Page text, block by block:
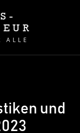
ALLE
und